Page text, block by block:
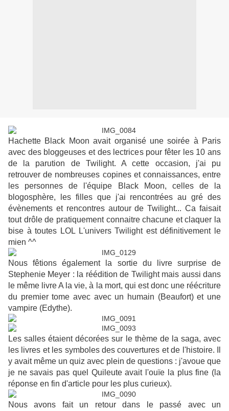
Hachette Black Moon avait organisé une soirée à Paris
avec des bloggeuses et des lectrices pour fêter les 10 ans
de la parution de Twilight. A cette occasion, j'ai pu
retrouver de nombreuses copines et connaissances, entre
les personnes de l'équipe Black Moon, celles de la
blogosphère, les filles que j'ai rencontrées au gré des
évènements et rencontres autour de Twilight... Ca faisait
tout drôle de pratiquement connaitre chacune et claquer la
bise à toutes LOL L'univers Twilight est définitivement le
mien ^^
Nous fêtions également la sortie du livre surprise de
Stephenie Meyer : la réédition de Twilight mais aussi dans
le même livre A la vie, à la mort, qui est donc une réécriture
du premier tome avec avec un humain (Beaufort) et une
vampire (Edythe).
Les salles étaient décorées sur le thème de la saga, avec
les livres et les symboles des couvertures et de l'histoire. Il
y avait même un quiz avec plein de questions : j'avoue que
je ne savais pas quel Quileute avait l'ouïe la plus fine (la
réponse en fin d'article pour les plus curieux).
Nous avons fait un retour dans le passé avec un